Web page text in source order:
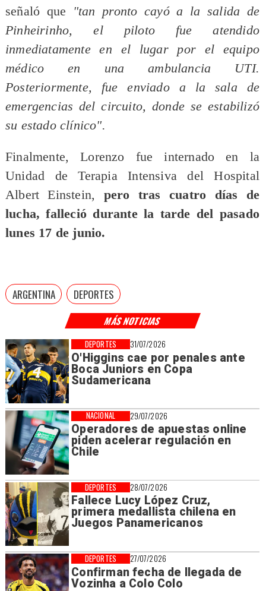
MÁS NOTICIAS
31/07/2026
O'Higgins cae por penales ante
Boca Juniors en Copa
Sudamericana
DEPORTES
29/07/2026
Operadores de apuestas online
piden acelerar regulación en
Chile
NACIONAL
28/07/2026
Fallece Lucy López Cruz,
primera medallista chilena en
Juegos Panamericanos
DEPORTES
27/07/2026
Confirman fecha de llegada de
Vozinha a Colo Colo
DEPORTES
señaló que "tan pronto cayó a la salida de
Pinheirinho, el piloto fue atendido
inmediatamente en el lugar por el equipo
médico en una ambulancia UTI.
Posteriormente, fue enviado a la sala de
emergencias del circuito, donde se estabilizó
su estado clínico".
Finalmente, Lorenzo fue internado en la
Unidad de Terapia Intensiva del Hospital
Albert Einstein, pero tras cuatro días de
lucha, falleció durante la tarde del pasado
lunes 17 de junio.
ARGENTINA DEPORTES